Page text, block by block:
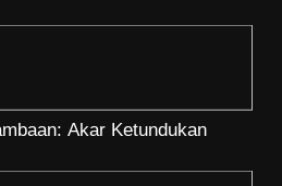
Akar Ketundukan